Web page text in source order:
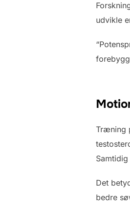
udvikle
Træning
Det
bedre